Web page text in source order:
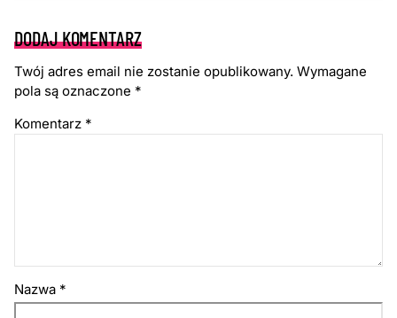
DODAJ KOMENTARZ
Twój adres email nie zostanie opublikowany. Wymagane
pola są oznaczone *
Komentarz *
Nazwa *